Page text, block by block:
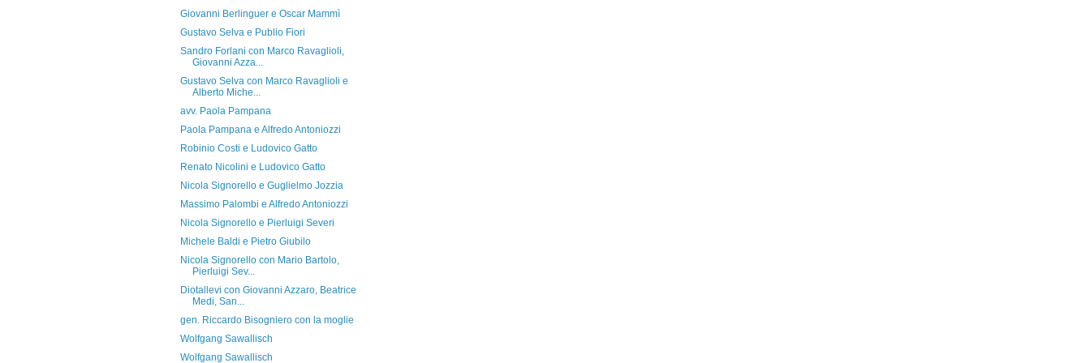
Giovanni Berlinguer e Oscar Mammì
Gustavo Selva e Publio Fiori
Sandro Forlani con Marco Ravaglioli,
Giovanni Azza...
Gustavo Selva con Marco Ravaglioli e
Alberto Miche...
avv. Paola Pampana
Paola Pampana e Alfredo Antoniozzi
Robinio Costi e Ludovico Gatto
Renato Nicolini e Ludovico Gatto
Nicola Signorello e Guglielmo Jozzia
Massimo Palombi e Alfredo Antoniozzi
Nicola Signorello e Pierluigi Severi
Michele Baldi e Pietro Giubilo
Nicola Signorello con Mario Bartolo,
Pierluigi Sev...
Diotallevi con Giovanni Azzaro, Beatrice
Medi, San...
gen. Riccardo Bisogniero con la moglie
Wolfgang Sawallisch
Wolfgang Sawallisch